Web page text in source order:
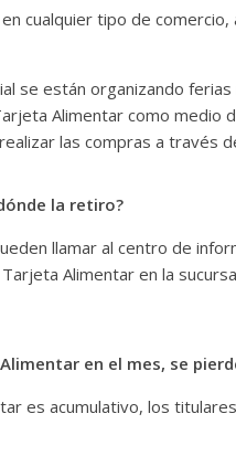
cualquier tipo de
se están organizando
Alimentar como medio
las compras a través
la retiro?
llamar al centro de
Alimentar en la
en el mes, se
es acumulativo, los